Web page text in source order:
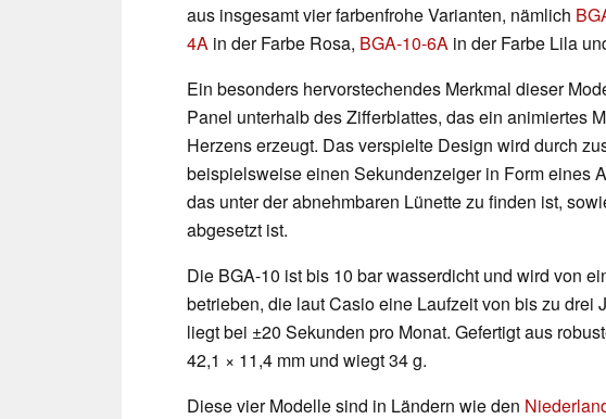
aus insgesamt vier farbenfrohe Varianten, nämlich
4A in der Farbe Rosa, BGA-10-6A in der Farbe Lila
Ein besonders hervorstechendes Merkmal dieser
Panel unterhalb des Zifferblattes, das ein animiertes
Herzens erzeugt. Das verspielte Design wird durch
beispielsweise einen Sekundenzeiger in Form eines
das unter der abnehmbaren Lünette zu finden ist,
abgesetzt ist.
Die BGA-10 ist bis 10 bar wasserdicht und wird von
betrieben, die laut Casio eine Laufzeit von bis zu drei
liegt bei ±20 Sekunden pro Monat. Gefertigt aus
42,1 × 11,4 mm und wiegt 34 g.
Diese vier Modelle sind in Ländern wie den